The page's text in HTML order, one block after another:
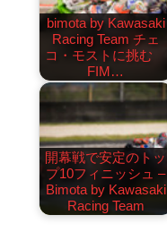
bimota by Kawasaki
Racing Team チェ
コ・モストに挑む
FIM…
開幕戦で安定のトッ
プ10フィニッシュ –
Bimota by Kawasaki
Racing Team